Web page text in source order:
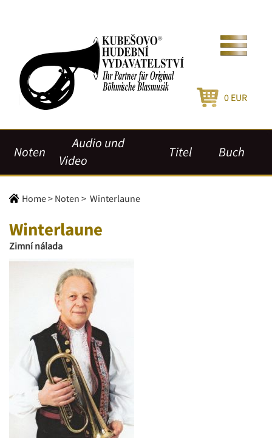
0 EUR
Noten
Audio und
Video
Titel Buch
Home> Noten > Winterlaune
Winterlaune
Zimní nálada